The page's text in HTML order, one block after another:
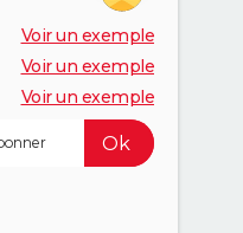
Voir un exemple
Voir un exemple
Voir un exemple